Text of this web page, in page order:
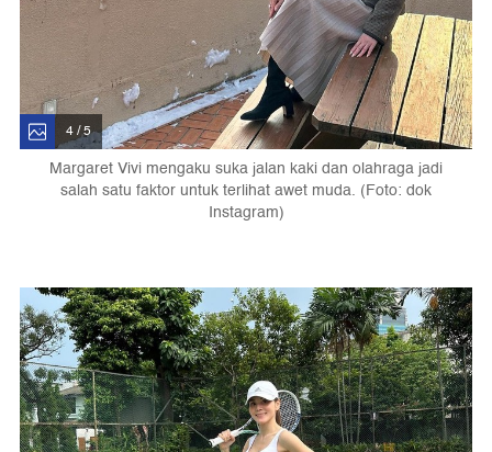
4 / 5
Margaret Vivi mengaku suka jalan kaki dan olahraga jadi
salah satu faktor untuk terlihat awet muda. (Foto: dok
Instagram)